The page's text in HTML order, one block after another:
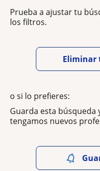
Prueba a ajustar tu
los filtros.
Eliminar
o si lo prefieres:
Guarda esta búsqueda
tengamos nuevos